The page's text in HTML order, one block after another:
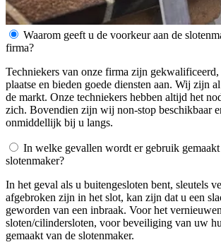
Waarom geeft u de voorkeur aan de
firma?
Techniekers van onze firma zijn
plaatse en bieden goede diensten aan. Wij zijn
de markt. Onze techniekers hebben altijd het
zich. Bovendien zijn wij non-stop beschikbaar
onmiddellijk bij u langs.
In welke gevallen wordt er gebruik
slotenmaker?
In het geval als u buitengesloten bent, sleutels
afgebroken zijn in het slot, kan zijn dat u een
geworden van een inbraak. Voor het
sloten/cilindersloten, voor beveiliging van uw
gemaakt van de slotenmaker.